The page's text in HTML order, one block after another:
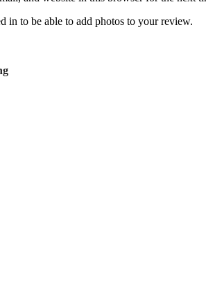
in to be able to add photos to your review.